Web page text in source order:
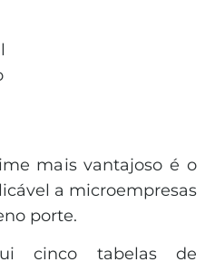
mais vantajoso é o
a microempresas
porte.
cinco tabelas de